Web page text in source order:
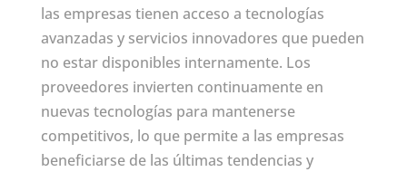
las empresas tienen acceso a tecnologías
avanzadas y servicios innovadores que pueden
no estar disponibles internamente. Los
proveedores invierten continuamente en
nuevas tecnologías para mantenerse
competitivos, lo que permite a las empresas
beneficiarse de las últimas tendencias y